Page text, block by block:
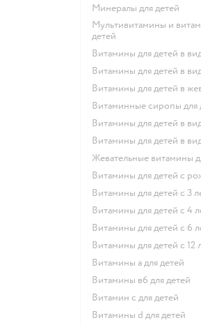
Минералы для детей
Мультивитамины и витаминные комплексы для
детей
Витамины для детей в
Витамины для детей в
Витамины для детей в
Витаминные сиропы для
Витамины для детей в
Витамины для детей в
Жевательные витамины
Витамины для детей с
Витамины для детей с 3
Витамины для детей с 4
Витамины для детей с 6
Витамины для детей с 12
Витамины а для детей
Витамины в6 для детей
Витамин с для детей
Витамины d для детей